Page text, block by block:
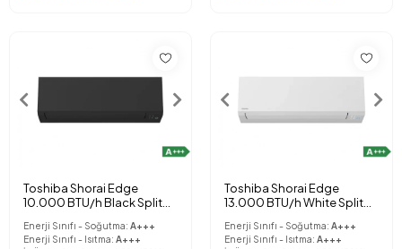
Toshiba Shorai Edge
10.000 BTU/h Black Split
Enerji Sınıfı - Soğutma: A+++
Enerji Sınıfı - Isıtma: A+++
Toshiba Shorai Edge
13.000 BTU/h White Split
Enerji Sınıfı - Soğutma: A+++
Enerji Sınıfı - Isıtma: A+++